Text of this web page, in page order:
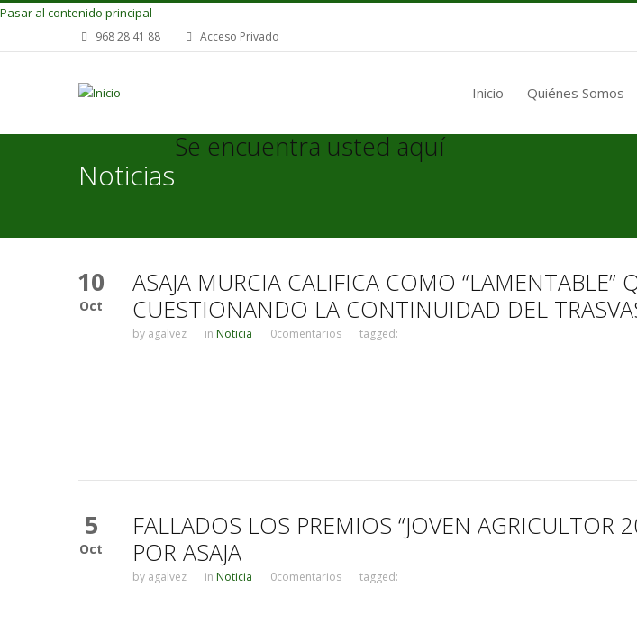
Pasar al contenido principal
968 28 41 88 Acceso Privado
Inicio Quiénes Somos
Noticias
Se encuentra usted aquí
10
Oct
ASAJA MURCIA CALIFICA COMO “LAMENTABLE”
CUESTIONANDO LA CONTINUIDAD DEL
by agalvez in Noticia 0comentarios tagged:
5
Oct
FALLADOS LOS PREMIOS “JOVEN AGRICULTOR
POR ASAJA
by agalvez in Noticia 0comentarios tagged: